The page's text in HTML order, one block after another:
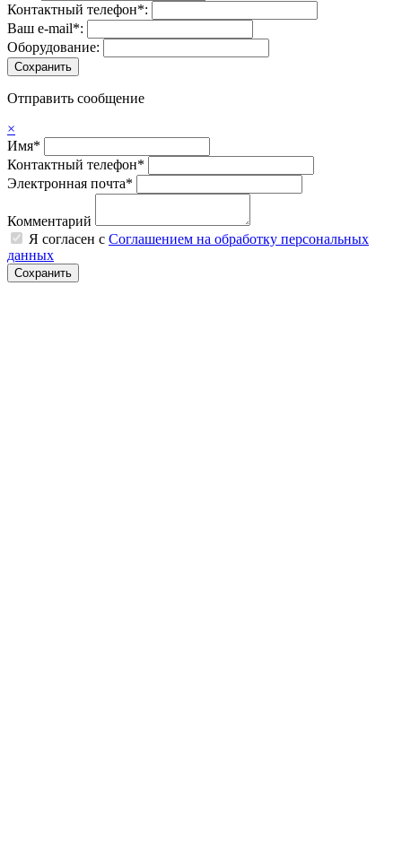
Контактный телефон*:
Ваш e-mail*:
Оборудование:
Отправить сообщение
×
Имя*
Контактный телефон*
Электронная почта*
Комментарий
Я согласен с Соглашением на обработку персональных
данных